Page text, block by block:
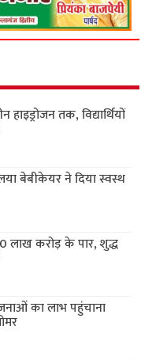
तक, विद्यार्थियों
बेबीकेयर ने दिया स्वस्थ
लाख करोड़ के पार, शुद्ध
का लाभ पहुंचाना